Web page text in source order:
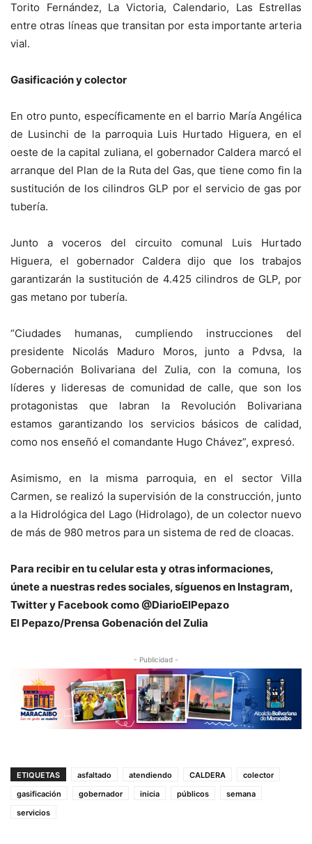
Torito Fernández, La Victoria, Calendario, Las Estrellas
entre otras líneas que transitan por esta importante arteria
vial.
Gasificación y colector
En otro punto, específicamente en el barrio María Angélica
de Lusinchi de la parroquia Luis Hurtado Higuera, en el
oeste de la capital zuliana, el gobernador Caldera marcó el
arranque del Plan de la Ruta del Gas, que tiene como fin la
sustitución de los cilindros GLP por el servicio de gas por
tubería.
Junto a voceros del circuito comunal Luis Hurtado
Higuera, el gobernador Caldera dijo que los trabajos
garantizarán la sustitución de 4.425 cilindros de GLP, por
gas metano por tubería.
“Ciudades humanas, cumpliendo instrucciones del
presidente Nicolás Maduro Moros, junto a Pdvsa, la
Gobernación Bolivariana del Zulia, con la comuna, los
líderes y lideresas de comunidad de calle, que son los
protagonistas que labran la Revolución Bolivariana
estamos garantizando los servicios básicos de calidad,
como nos enseñó el comandante Hugo Chávez”, expresó.
Asimismo, en la misma parroquia, en el sector Villa
Carmen, se realizó la supervisión de la construcción, junto
a la Hidrológica del Lago (Hidrolago), de un colector nuevo
de más de 980 metros para un sistema de red de cloacas.
Para recibir en tu celular esta y otras informaciones,
únete a nuestras redes sociales, síguenos en Instagram,
Twitter y Facebook como @DiarioElPepazo
El Pepazo/Prensa Gobenación del Zulia
- Publicidad -
ETIQUETAS asfaltado atendiendo CALDERA
colector
gasificación
gobernador inicia públicos
semana
servicios